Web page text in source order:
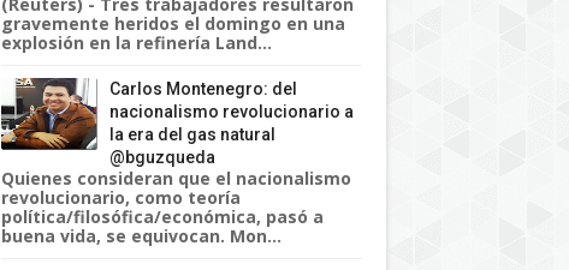
gravemente heridos el domingo en una
explosión en la refinería Land...
Carlos Montenegro: del
nacionalismo revolucionario a
la era del gas natural
@bguzqueda
Quienes consideran que el nacionalismo
revolucionario, como teoría
política/filosófica/económica, pasó a
buena vida, se equivocan. Mon...